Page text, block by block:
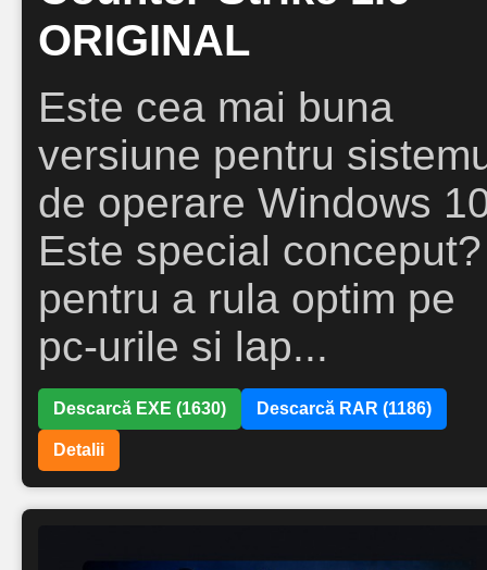
ORIGINAL
Este cea mai buna
versiune pentru
de operare Windows
Este special conceput?
pentru a rula optim pe
pc-urile si lap...
Descarcă EXE (1630) Descarcă RAR (1186)
Detalii